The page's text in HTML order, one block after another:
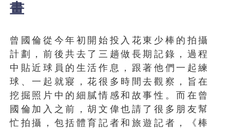
畫
曾國倫從今年初開始投入花東少棒的拍攝
計劃，前後共去了三趟做長期記錄，過程
中貼近球員的生活作息，跟著他們一起練
球、一起就寢，花很多時間去觀察，旨在
挖掘照片中的細膩情感和故事性。而在曾
國倫加入之前，胡文偉也請了很多朋友幫
忙拍攝，包括體育記者和旅遊記者，《棒